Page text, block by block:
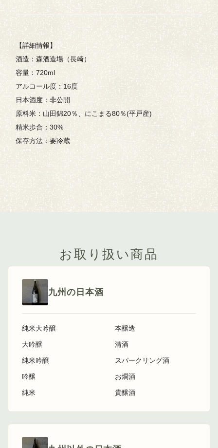
【詳細情報】
酒造：森酒造場（長崎）
容量：720ml
アルコール度：16度
日本酒度：非公開
原料米：山田錦20％、にこまる80％(平戸産)
精米歩合：30%
保存方法：要冷蔵
お取り扱い商品
九州の日本酒
純米大吟醸
大吟醸
純米吟醸
吟醸
純米
本醸造
清酒
スパークリング酒
お燗酒
貴醸酒